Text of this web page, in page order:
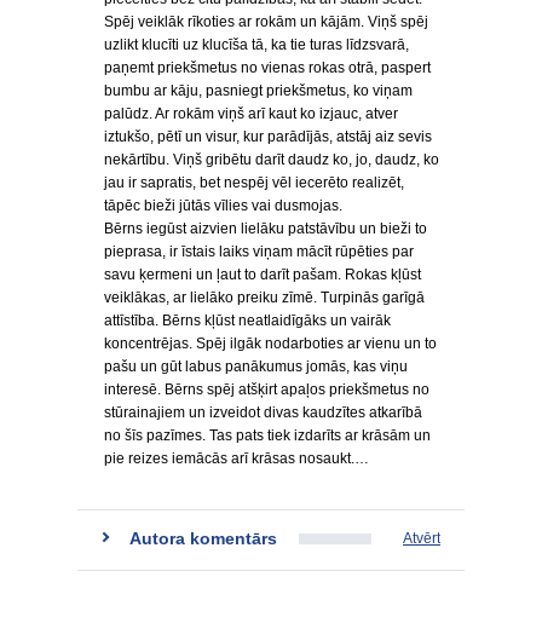
Spēj veiklāk rīkoties ar rokām un kājām. Viņš spēj
uzlikt klucīti uz klucīša tā, ka tie turas līdzsvarā,
paņemt priekšmetus no vienas rokas otrā, paspert
bumbu ar kāju, pasniegt priekšmetus, ko viņam
palūdz. Ar rokām viņš arī kaut ko izjauc, atver
iztukšo, pētī un visur, kur parādījās, atstāj aiz sevis
nekārtību. Viņš gribētu darīt daudz ko, jo, daudz, ko
jau ir sapratis, bet nespēj vēl iecerēto realizēt,
tāpēc bieži jūtās vīlies vai dusmojas.
Bērns iegūst aizvien lielāku patstāvību un bieži to
pieprasa, ir īstais laiks viņam mācīt rūpēties par
savu ķermeni un ļaut to darīt pašam. Rokas kļūst
veiklākas, ar lielāko preiku zīmē. Turpinās garīgā
attīstība. Bērns kļūst neatlaidīgāks un vairāk
koncentrējas. Spēj ilgāk nodarboties ar vienu un to
pašu un gūt labus panākumus jomās, kas viņu
interesē. Bērns spēj atšķirt apaļos priekšmetus no
stūrainajiem un izveidot divas kaudzītes atkarībā
no šīs pazīmes. Tas pats tiek izdarīts ar krāsām un
pie reizes iemācās arī krāsas nosaukt.…
Autora komentārs Atvērt